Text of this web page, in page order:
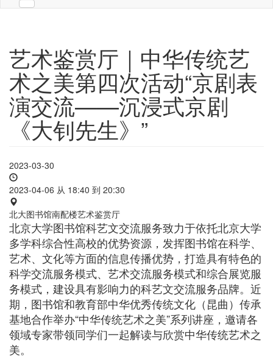
艺术鉴赏厅｜中华传统艺
术之美第四次活动“京剧表
演交流——沉浸式京剧
《大钊先生》”
2023-03-30
2023-04-06 从 18:40 到 20:30
北大图书馆南配楼艺术鉴赏厅
北京大学图书馆科艺文交流服务致力于依托北京大学
多学科综合性高校的优势资源，发挥图书馆在科学、
艺术、文化等方面的信息传播优势，打造具有特色的
科学交流服务模式、艺术交流服务模式和综合展览服
务模式，建设具有影响力的科艺文交流服务品牌。近
期，图书馆和教育部中华优秀传统文化（昆曲）传承
基地合作举办“中华传统艺术之美”系列讲座，邀请各
领域专家带领同学们一起解读与欣赏中华传统艺术之
美。